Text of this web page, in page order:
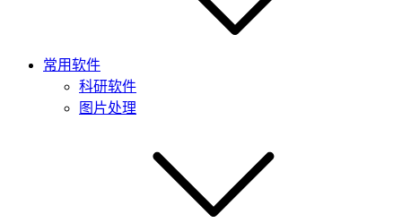
常用软件
科研软件
图片处理